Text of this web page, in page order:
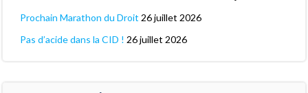
Prochain Marathon du Droit 26 juillet 2026
Pas d’acide dans la CID ! 26 juillet 2026